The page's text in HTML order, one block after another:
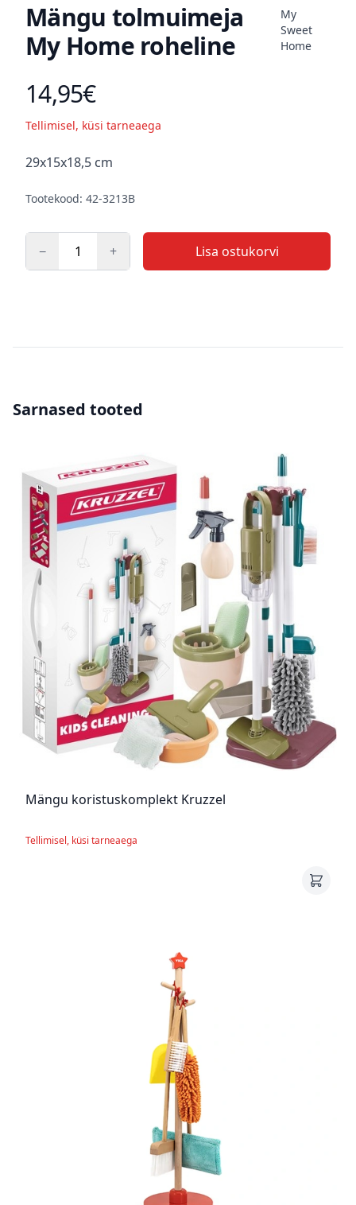
Mängu tolmuimeja
My Home roheline
My
Sweet
Home
Toote hind
14,95€
Tellimisel, küsi tarneaega
Kirjeldus
29x15x18,5 cm
Tootekood: 42-3213B
− + Lisa ostukorvi
Sarnased tooted
Mängu koristuskomplekt Kruzzel
Tellimisel, küsi tarneaega